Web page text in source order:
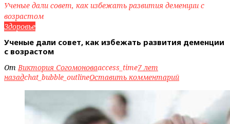
Ученые дали совет, как избежать развития деменции с
возрастом
Здоровье
Ученые дали совет, как избежать развития деменции
с возрастом
ОтВиктория Согомоноваaccess_time7 лет
назадchat_bubble_outlineОставить комментарий